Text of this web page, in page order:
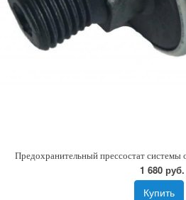
Предохранительный прессостат системы
1 680 руб.
Купить